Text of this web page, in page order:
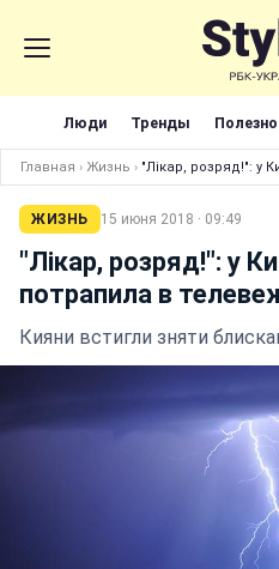
Люди Тренды
Главная › Жизнь › "Лікар, розряд!": у
ЖИЗНЬ 15 июня 2018 · 09:49
"Лікар, розряд!": у
потрапила в
Кияни встигли зняти